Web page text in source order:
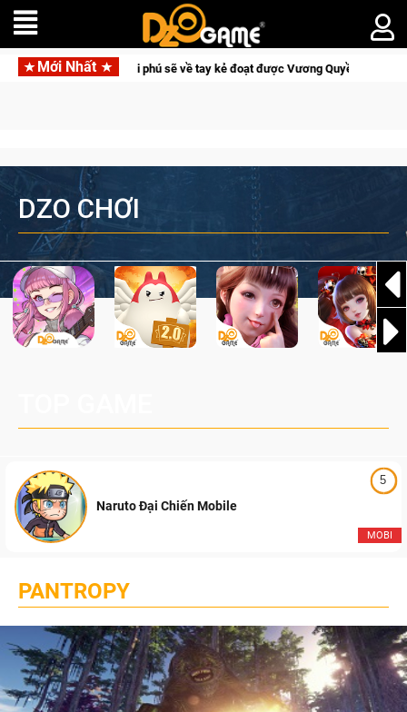
Mới Nhất
– Quyền lực và tài phú sẽ về tay kẻ đoạt được Vương Quyền thành Kent sắp
DZO CHƠI
5
MOBI
Naruto Đại Chiến Mobile
PANTROPY